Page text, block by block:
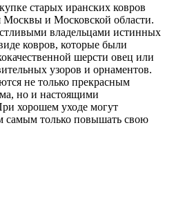
старых иранских ковров
Москвы и Московской области.
владельцами истинных
ковров, которые были
шерсти овец или
узоров и орнаментов.
не только прекрасным
но и настоящими
хорошем уходе могут
самым только повышать свою